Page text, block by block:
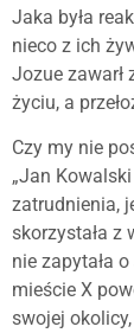
Jaka była
nieco z ich
Jozue zawarł
życiu, a
Czy my nie
„Jan
zatrudnienia,
skorzystała z
nie zapytała
mieście X
swojej